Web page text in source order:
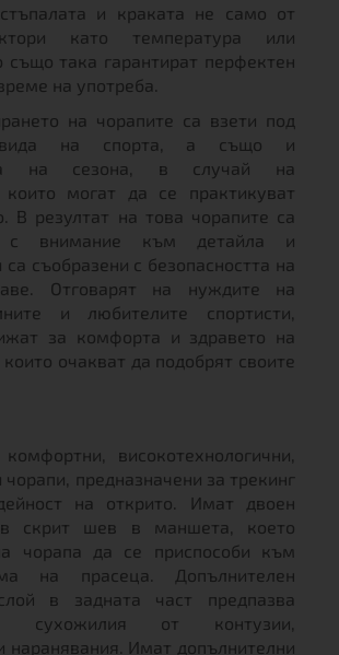
и краката не само от
като температура или
също така гарантират перфектен
на употреба.
на чорапите са взети под
вида на спорта, а също и
на сезона, в случай на
които могат да се практикуват
В резултат на това чорапите са
с внимание към детайла и
са съобразени с безопасността на
Отговарят на нуждите на
и любителите спортисти,
за комфорта и здравето на
очакват да подобрят своите
комфортни, високотехнологични,
предназначени за трекинг
на открито. Имат двоен
скрит шев в маншета, което
чорапа да се приспособи към
на прасеца. Допълнителен
в задната част предпазва
сухожилия от контузии,
наранявания. Имат допълнителни